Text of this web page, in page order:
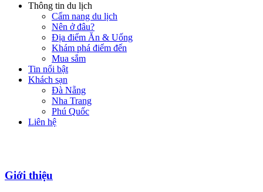
Thông tin du lịch
Cẩm nang du lịch
Nên ở đâu?
Địa điểm Ăn & Uống
Khám phá điểm đến
Mua sắm
Tin nổi bật
Khách sạn
Đà Nẵng
Nha Trang
Phú Quốc
Liên hệ
Giới thiệu